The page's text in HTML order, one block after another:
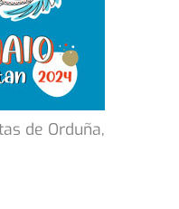
de Orduña,